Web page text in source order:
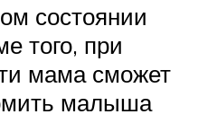
состоянии
того, при
мама сможет
малыша